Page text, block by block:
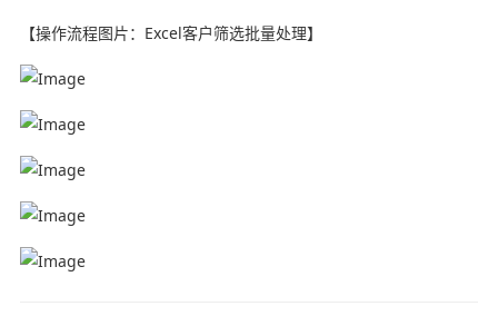
【操作流程图片：Excel客户筛选批量处理】